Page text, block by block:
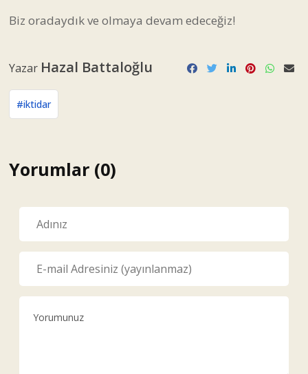
Biz oradaydık ve olmaya devam edeceğiz!
Yazar Hazal Battaloğlu
#iktidar
Yorumlar (0)